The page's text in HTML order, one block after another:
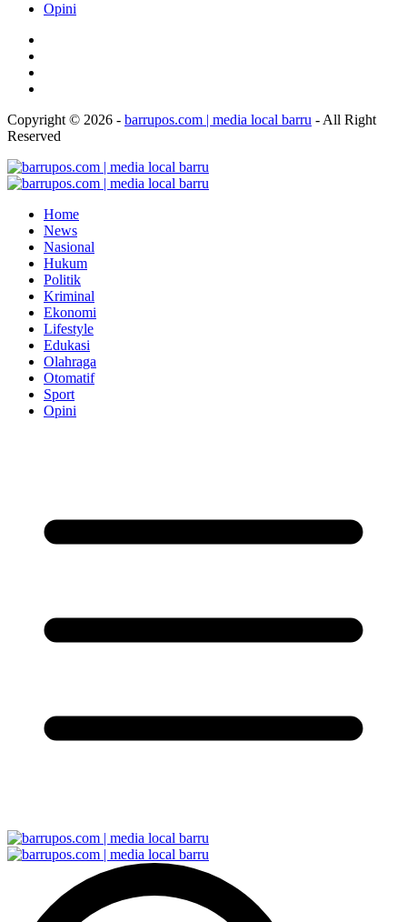
Opini
Copyright © 2026 - barrupos.com | media local barru - All Right
Reserved
Home
News
Nasional
Hukum
Politik
Kriminal
Ekonomi
Lifestyle
Edukasi
Olahraga
Otomatif
Sport
Opini